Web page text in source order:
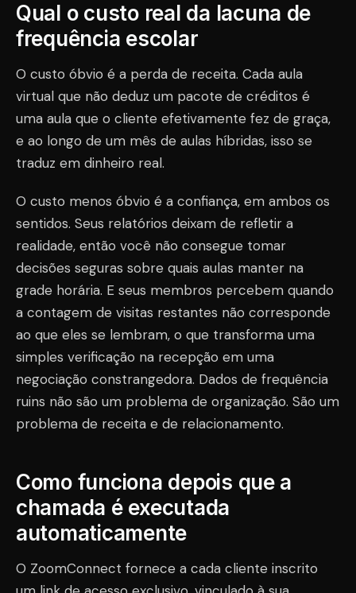
Qual o custo real da lacuna de
frequência escolar
O custo óbvio é a perda de receita. Cada aula
virtual que não deduz um pacote de créditos é
uma aula que o cliente efetivamente fez de graça,
e ao longo de um mês de aulas híbridas, isso se
traduz em dinheiro real.
O custo menos óbvio é a confiança, em ambos os
sentidos. Seus relatórios deixam de refletir a
realidade, então você não consegue tomar
decisões seguras sobre quais aulas manter na
grade horária. E seus membros percebem quando
a contagem de visitas restantes não corresponde
ao que eles se lembram, o que transforma uma
simples verificação na recepção em uma
negociação constrangedora. Dados de frequência
ruins não são um problema de organização. São um
problema de receita e de relacionamento.
Como funciona depois que a
chamada é executada
automaticamente
O ZoomConnect fornece a cada cliente inscrito